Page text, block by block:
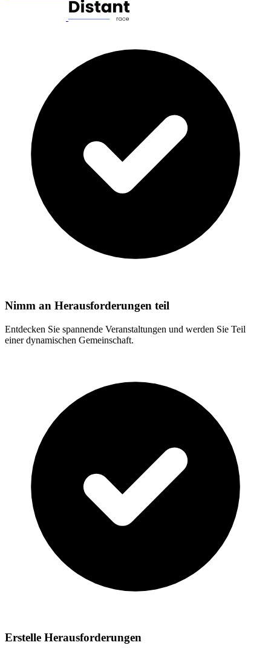
Nimm an Herausforderungen teil
Entdecken Sie spannende Veranstaltungen und werden Sie Teil
einer dynamischen Gemeinschaft.
Erstelle Herausforderungen